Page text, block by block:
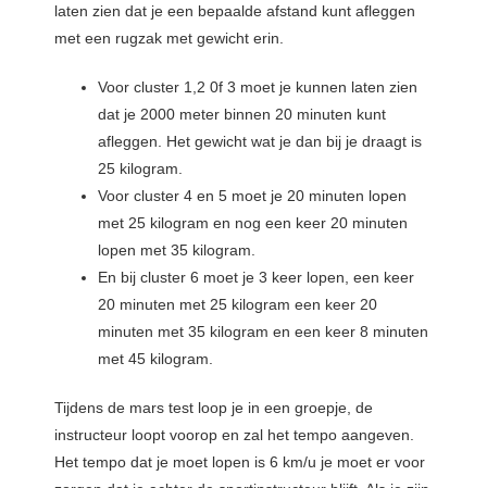
laten zien dat je een bepaalde afstand kunt afleggen
met een rugzak met gewicht erin.
Voor cluster 1,2 0f 3 moet je kunnen laten zien
dat je 2000 meter binnen 20 minuten kunt
afleggen. Het gewicht wat je dan bij je draagt is
25 kilogram.
Voor cluster 4 en 5 moet je 20 minuten lopen
met 25 kilogram en nog een keer 20 minuten
lopen met 35 kilogram.
En bij cluster 6 moet je 3 keer lopen, een keer
20 minuten met 25 kilogram een keer 20
minuten met 35 kilogram en een keer 8 minuten
met 45 kilogram.
Tijdens de mars test loop je in een groepje, de
instructeur loopt voorop en zal het tempo aangeven.
Het tempo dat je moet lopen is 6 km/u je moet er voor